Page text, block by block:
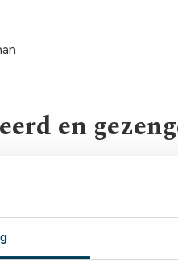
en
gelijkmatiger gemaakt. Een
zijde zacht met een lichte
van de garen verbrand. Dit